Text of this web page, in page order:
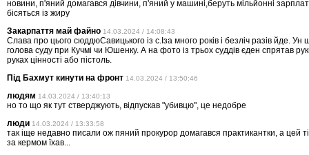
новини, п'яний домагався дівчини, п'яний у машині,беруть мільйонні
бісяться із жиру
Закарпаття май файно 14.03.2024 / 14:08:43
Слава про цього сюддюСавицького із с.Іза много років і безліч разів йде.
голова суду при Кучмі чи Юшенку. А на фото із трьох суддів єден спрятав
руках цінності або пістоль.
Під Бахмут кинути на фронт 14.03.2024 / 13:50:46
людям 14.03.2024 / 13:40:13
но то що як тут стверджують, відпускав "убивцю", це недобре
люди 14.03.2024 / 13:33:58
так іще недавно писали ож пяний прокурор домагався практикантки, а цей
за кермом їхав...